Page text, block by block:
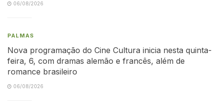
06/08/2026
PALMAS
Nova programação do Cine Cultura inicia nesta quinta-
feira, 6, com dramas alemão e francês, além de
romance brasileiro
06/08/2026